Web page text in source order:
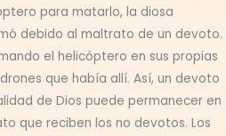
para matarlo, la diosa
debido al maltrato de un devoto.
el helicóptero en sus propias
que había allí. Así, un devoto
de Dios puede permanecer en
que reciben los no devotos. Los